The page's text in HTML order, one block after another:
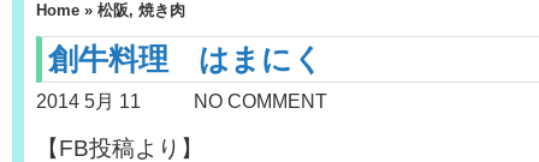
Home » 松阪, 焼き肉
創牛料理 はまにく
2014 5月 11 NO COMMENT
【FB投稿より】